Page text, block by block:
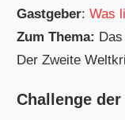
Gastgeber:Was
Zum Thema:
Der Zweite
Challenge